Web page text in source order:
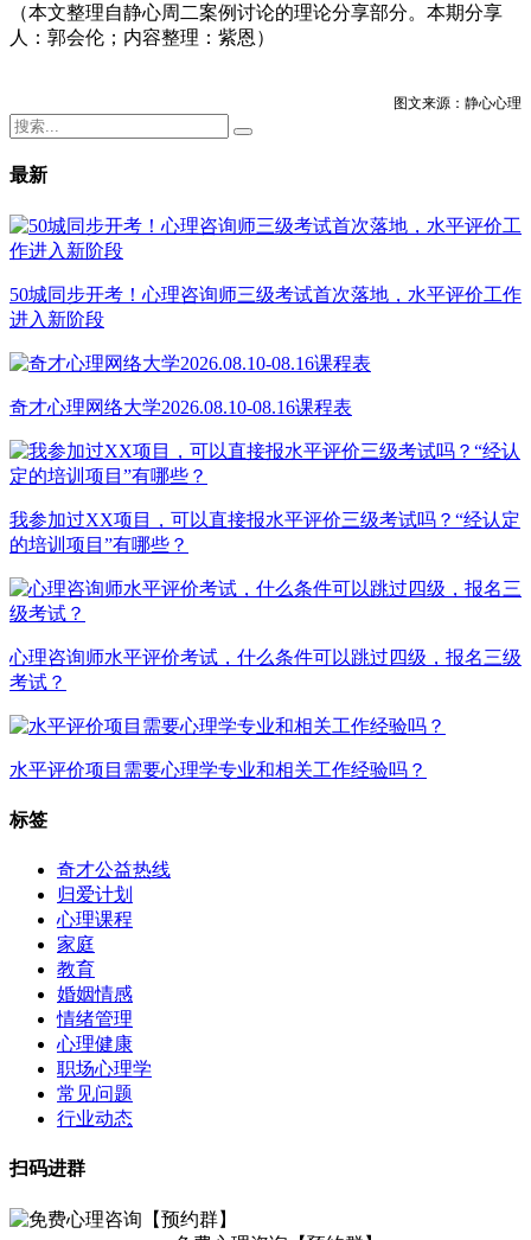
（本文整理自静心周二案例讨论的理论分享部分。本期分享
人：郭会伦；内容整理：紫恩）
图文来源：静心心理
最新
50城同步开考！心理咨询师三级考试首次落地，水平评价工作
进入新阶段
奇才心理网络大学2026.08.10-08.16课程表
我参加过XX项目，可以直接报水平评价三级考试吗？“经认定
的培训项目”有哪些？
心理咨询师水平评价考试，什么条件可以跳过四级，报名三级
考试？
水平评价项目需要心理学专业和相关工作经验吗？
标签
奇才公益热线
归爱计划
心理课程
家庭
教育
婚姻情感
情绪管理
心理健康
职场心理学
常见问题
行业动态
扫码进群